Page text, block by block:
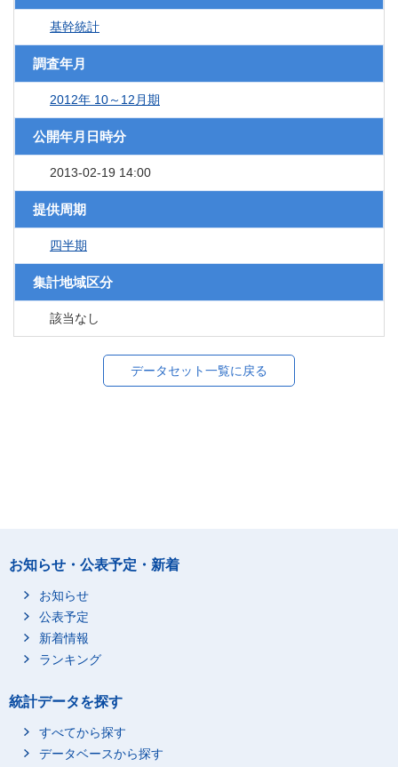
基幹統計
調査年月
2012年 10～12月期
公開年月日時分
2013-02-19 14:00
提供周期
四半期
集計地域区分
該当なし
データセット一覧に戻る
お知らせ・公表予定・新着
お知らせ
公表予定
新着情報
ランキング
統計データを探す
すべてから探す
データベースから探す